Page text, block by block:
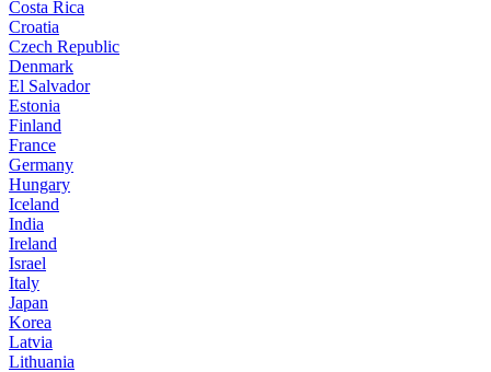
Costa Rica
Croatia
Czech Republic
Denmark
El Salvador
Estonia
Finland
France
Germany
Hungary
Iceland
India
Ireland
Israel
Italy
Japan
Korea
Latvia
Lithuania